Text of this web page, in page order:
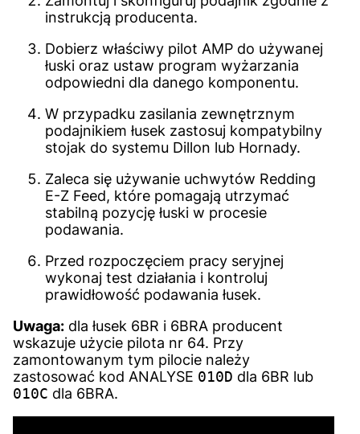
instrukcją producenta.
Dobierz właściwy pilot AMP do używanej
łuski oraz ustaw program wyżarzania
odpowiedni dla danego komponentu.
W przypadku zasilania zewnętrznym
podajnikiem łusek zastosuj kompatybilny
stojak do systemu Dillon lub Hornady.
Zaleca się używanie uchwytów Redding
E-Z Feed, które pomagają utrzymać
stabilną pozycję łuski w procesie
podawania.
Przed rozpoczęciem pracy seryjnej
wykonaj test działania i kontroluj
prawidłowość podawania łusek.
Uwaga: dla łusek 6BR i 6BRA producent
wskazuje użycie pilota nr 64. Przy
zamontowanym tym pilocie należy
zastosować kod ANALYSE 010D dla 6BR lub
010C dla 6BRA.